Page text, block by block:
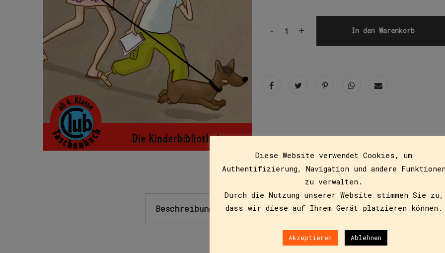
- + In den Warenkorb
Beschreibung Zusätzliche Informationen
Diese Website verwendet Cookies, um
Authentifizierung, Navigation und andere Funktionen
zu verwalten.
Durch die Nutzung unserer Website stimmen Sie zu,
dass wir diese auf Ihrem Gerät platzieren können.
Akzeptieren Ablehnen